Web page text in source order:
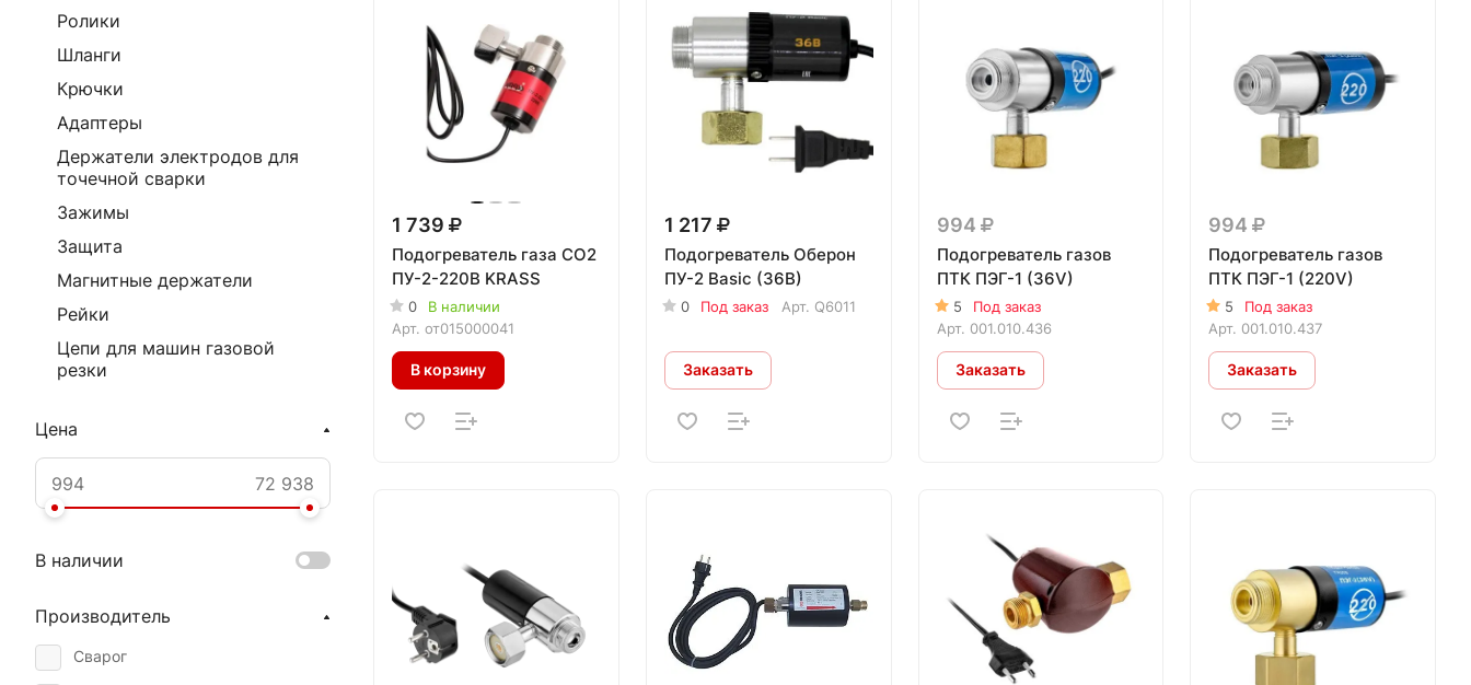
1 739
Подогреватель газа СО2
ПУ-2-220В KRASS
0
В наличии
Арт. от015000041
В корзину
1 217
Подогреватель Оберон
ПУ-2 Basic (36В)
0 Под заказ Арт. Q6011
Заказать
994
Подогреватель газов
ПТК ПЭГ-1 (36V)
5
Под заказ
Арт. 001.010.436
Заказать
994
Подогреватель газов
ПТК ПЭГ-1 (220V)
5
Под заказ
Арт. 001.010.437
Заказать
Ролики
Шланги
Крючки
Адаптеры
Держатели электродов для
точечной сварки
Зажимы
Защита
Магнитные держатели
Рейки
Цепи для машин газовой
резки
Цена
В наличии
Производитель
Сварог